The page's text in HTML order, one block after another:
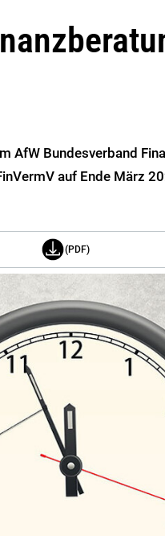
AfW Bundesverband
auf Ende März
(PDF)